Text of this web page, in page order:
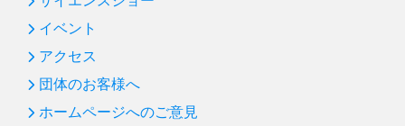
イベント
アクセス
団体のお客様へ
ホームページへのご意見